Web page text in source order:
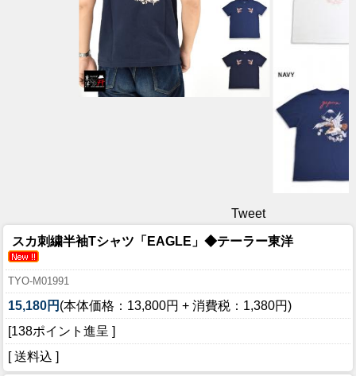
Tweet
スカ刺繍半袖Tシャツ「EAGLE」◆テーラー東洋
TYO-M01991
15,180円 (本体価格：13,800円 + 消費税：1,380円)
[138ポイント進呈 ]
[ 送料込 ]